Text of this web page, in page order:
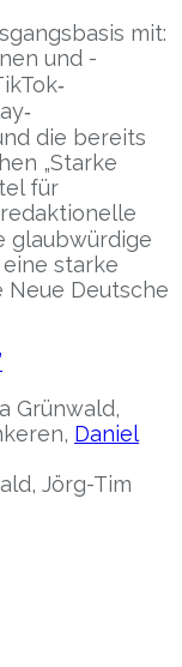
mit:
und -
die bereits
„Starke
für
glaubwürdige
starke
Neue Deutsche
Grünwald,
Daniel
Jörg-Tim